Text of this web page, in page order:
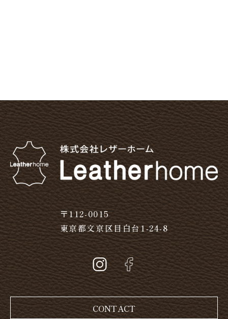
〒112-0015
東京都文京区目白台1-24-8
CONTACT